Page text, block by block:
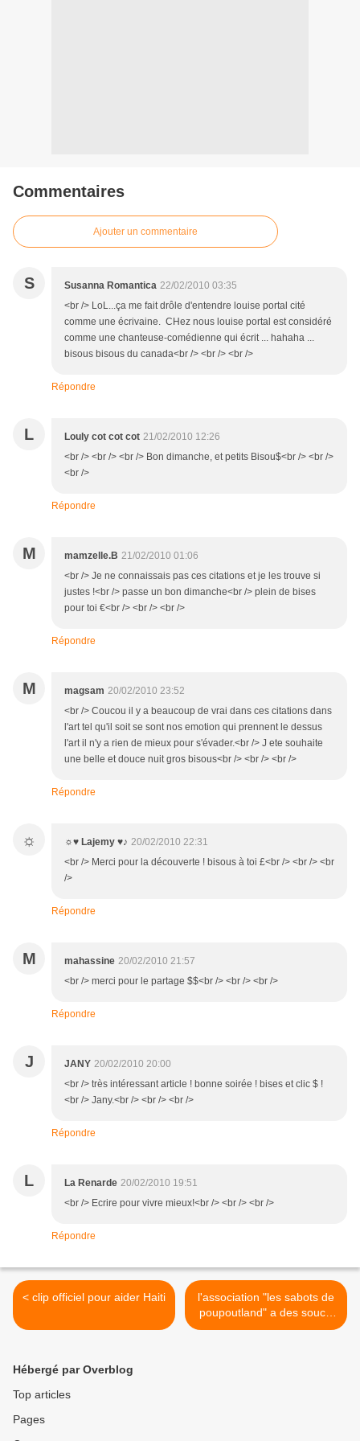
Commentaires
Ajouter un commentaire
S Susanna Romantica 22/02/2010 03:35
<br /> LoL...ça me fait drôle d'entendre louise portal cité
comme une écrivaine. CHez nous louise portal est considéré
comme une chanteuse-comédienne qui écrit ... hahaha ...
bisous bisous du canada<br /> <br /> <br />
Répondre
L Louly cot cot cot 21/02/2010 12:26
<br /> <br /> <br /> Bon dimanche, et petits Bisou$<br /> <br />
<br />
Répondre
M mamzelle.B 21/02/2010 01:06
<br /> Je ne connaissais pas ces citations et je les trouve si
justes !<br /> passe un bon dimanche<br /> plein de bises
pour toi €<br /> <br /> <br />
Répondre
M magsam 20/02/2010 23:52
<br /> Coucou il y a beaucoup de vrai dans ces citations dans
l'art tel qu'il soit se sont nos emotion qui prennent le dessus
l'art il n'y a rien de mieux pour s'évader.<br /> J ete souhaite
une belle et douce nuit gros bisous<br /> <br /> <br />
Répondre
☼ ☼♥ Lajemy ♥♪ 20/02/2010 22:31
<br /> Merci pour la découverte ! bisous à toi £<br /> <br /> <br
/>
Répondre
M mahassine 20/02/2010 21:57
<br /> merci pour le partage $$<br /> <br /> <br />
Répondre
J JANY 20/02/2010 20:00
<br /> très intéressant article ! bonne soirée ! bises et clic $ !
<br /> Jany.<br /> <br /> <br />
Répondre
L La Renarde 20/02/2010 19:51
<br /> Ecrire pour vivre mieux!<br /> <br /> <br />
Répondre
< clip officiel pour aider Haiti
l'association "les sabots de
poupoutland" a des soucis
>
Hébergé par Overblog
Top articles
Pages